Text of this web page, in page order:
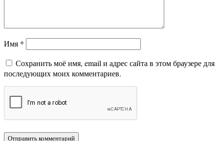
Имя *
Сохранить моё имя, email и адрес сайта в этом браузере для
последующих моих комментариев.